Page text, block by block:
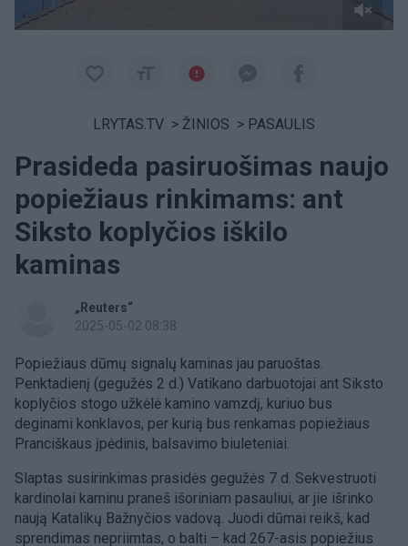
LRYTAS.TV > ŽINIOS > PASAULIS
Prasideda pasiruošimas naujo
popiežiaus rinkimams: ant
Siksto koplyčios iškilo
kaminas
„Reuters“
2025-05-02 08:38
Popiežiaus dūmų signalų kaminas jau paruoštas.
Penktadienį (gegužės 2 d.) Vatikano darbuotojai ant Siksto
koplyčios stogo užkėlė kamino vamzdį, kuriuo bus
deginami konklavos, per kurią bus renkamas popiežiaus
Pranciškaus įpėdinis, balsavimo biuleteniai.
Slaptas susirinkimas prasidės gegužės 7 d. Sekvestruoti
kardinolai kaminu praneš išoriniam pasauliui, ar jie išrinko
naują Katalikų Bažnyčios vadovą. Juodi dūmai reikš, kad
sprendimas nepriimtas, o balti – kad 267-asis popiežius